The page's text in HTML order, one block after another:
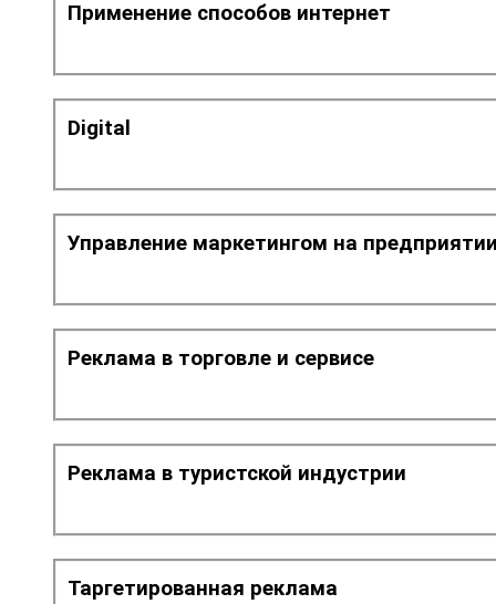
Применение способов интернет
Digital
Управление маркетингом на
Реклама в торговле и сервисе
Реклама в туристской индустрии
Таргетированная реклама